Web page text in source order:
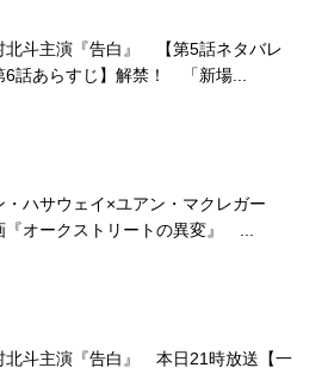
北斗主演『告白』 【第5話ネタバレ
6話あらすじ】解禁！ 「新場...
・ハサウェイ×ユアン・マクレガー
『オークストリートの異変』 ...
北斗主演『告白』 本日21時放送【一